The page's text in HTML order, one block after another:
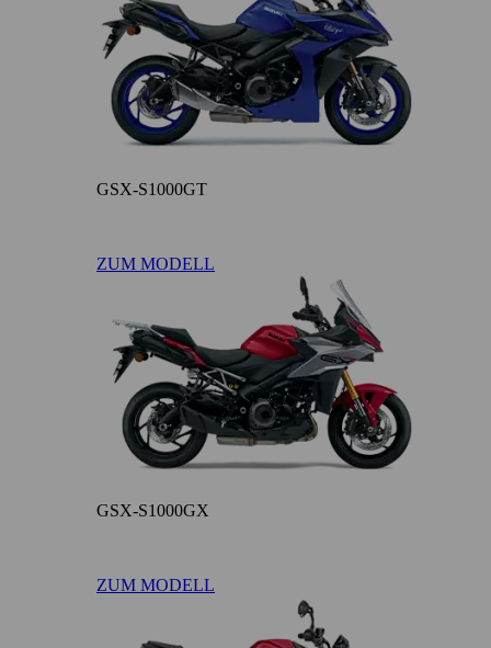
GSX-S1000GT
ZUM MODELL
GSX-S1000GX
ZUM MODELL